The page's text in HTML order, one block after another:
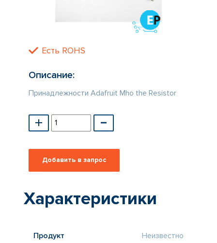
Есть ROHS
Описание:
Принадлежности Adafruit Mho the Resistor
Характеристики
Продукт
Неизвестно